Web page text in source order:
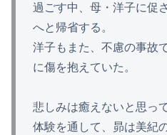
過ごす中、母・洋子に促
へと帰省する。
洋子もまた、不慮の事故
に傷を抱えていた。
悲しみは癒えないと思っ
体験を通して、昴は美紀